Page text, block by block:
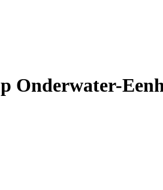
Onderwater-